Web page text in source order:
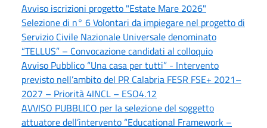
Avviso iscrizioni progetto "Estate Mare 2026"
Selezione di n° 6 Volontari da impiegare nel progetto di
Servizio Civile Nazionale Universale denominato
“TELLUS” – Convocazione candidati al colloquio
Avviso Pubblico “Una casa per tutti” - Intervento
previsto nell’ambito del PR Calabria FESR FSE+ 2021–
2027 – Priorità 4INCL – ESO4.12
AVVISO PUBBLICO per la selezione del soggetto
attuatore dell’intervento “Educational Framework –